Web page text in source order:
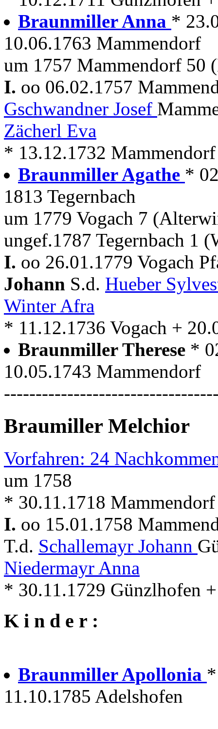
Braunmiller Anna *
10.06.1763 Mammendorf
um 1757 Mammendorf 50
I. oo 06.02.1757
Gschwandner Josef
Zächerl Eva
* 13.12.1732
Braunmiller Agathe *
1813 Tegernbach
um 1779 Vogach 7
ungef.1787 Tegernbach 1
I. oo 26.01.1779 Vogach
Johann S.d. Hueber
Winter Afra
* 11.12.1736 Vogach +
Braunmiller Therese *
10.05.1743 Mammendorf
Braumiller Melchior
Vorfahren: 24
um 1758
* 30.11.1718
I. oo 15.01.1758
T.d. Schallemayr Johann
Niedermayr Anna
* 30.11.1729 Günzlhofen
K i n d e r :
Braunmiller Apollonia
11.10.1785 Adelshofen